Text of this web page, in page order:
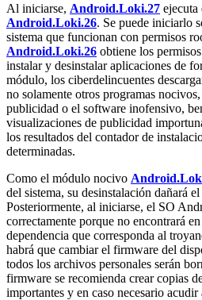
Al iniciarse, Android.Loki.27
Android.Loki.26. Se puede iniciarlo
sistema que funcionan con permisos
Android.Loki.26 obtiene los
instalar y desinstalar aplicaciones de
módulo, los ciberdelincuentes
no solamente otros programas
publicidad o el software inofensivo,
visualizaciones de publicidad
los resultados del contador de
determinadas.
Como el módulo nocivo
del sistema, su desinstalación dañará
Posteriormente, al iniciarse, el SO
correctamente porque no encontrará
dependencia que corresponda al
habrá que cambiar el firmware del
todos los archivos personales serán
firmware se recomienda crear copias
importantes y en caso necesario acudir